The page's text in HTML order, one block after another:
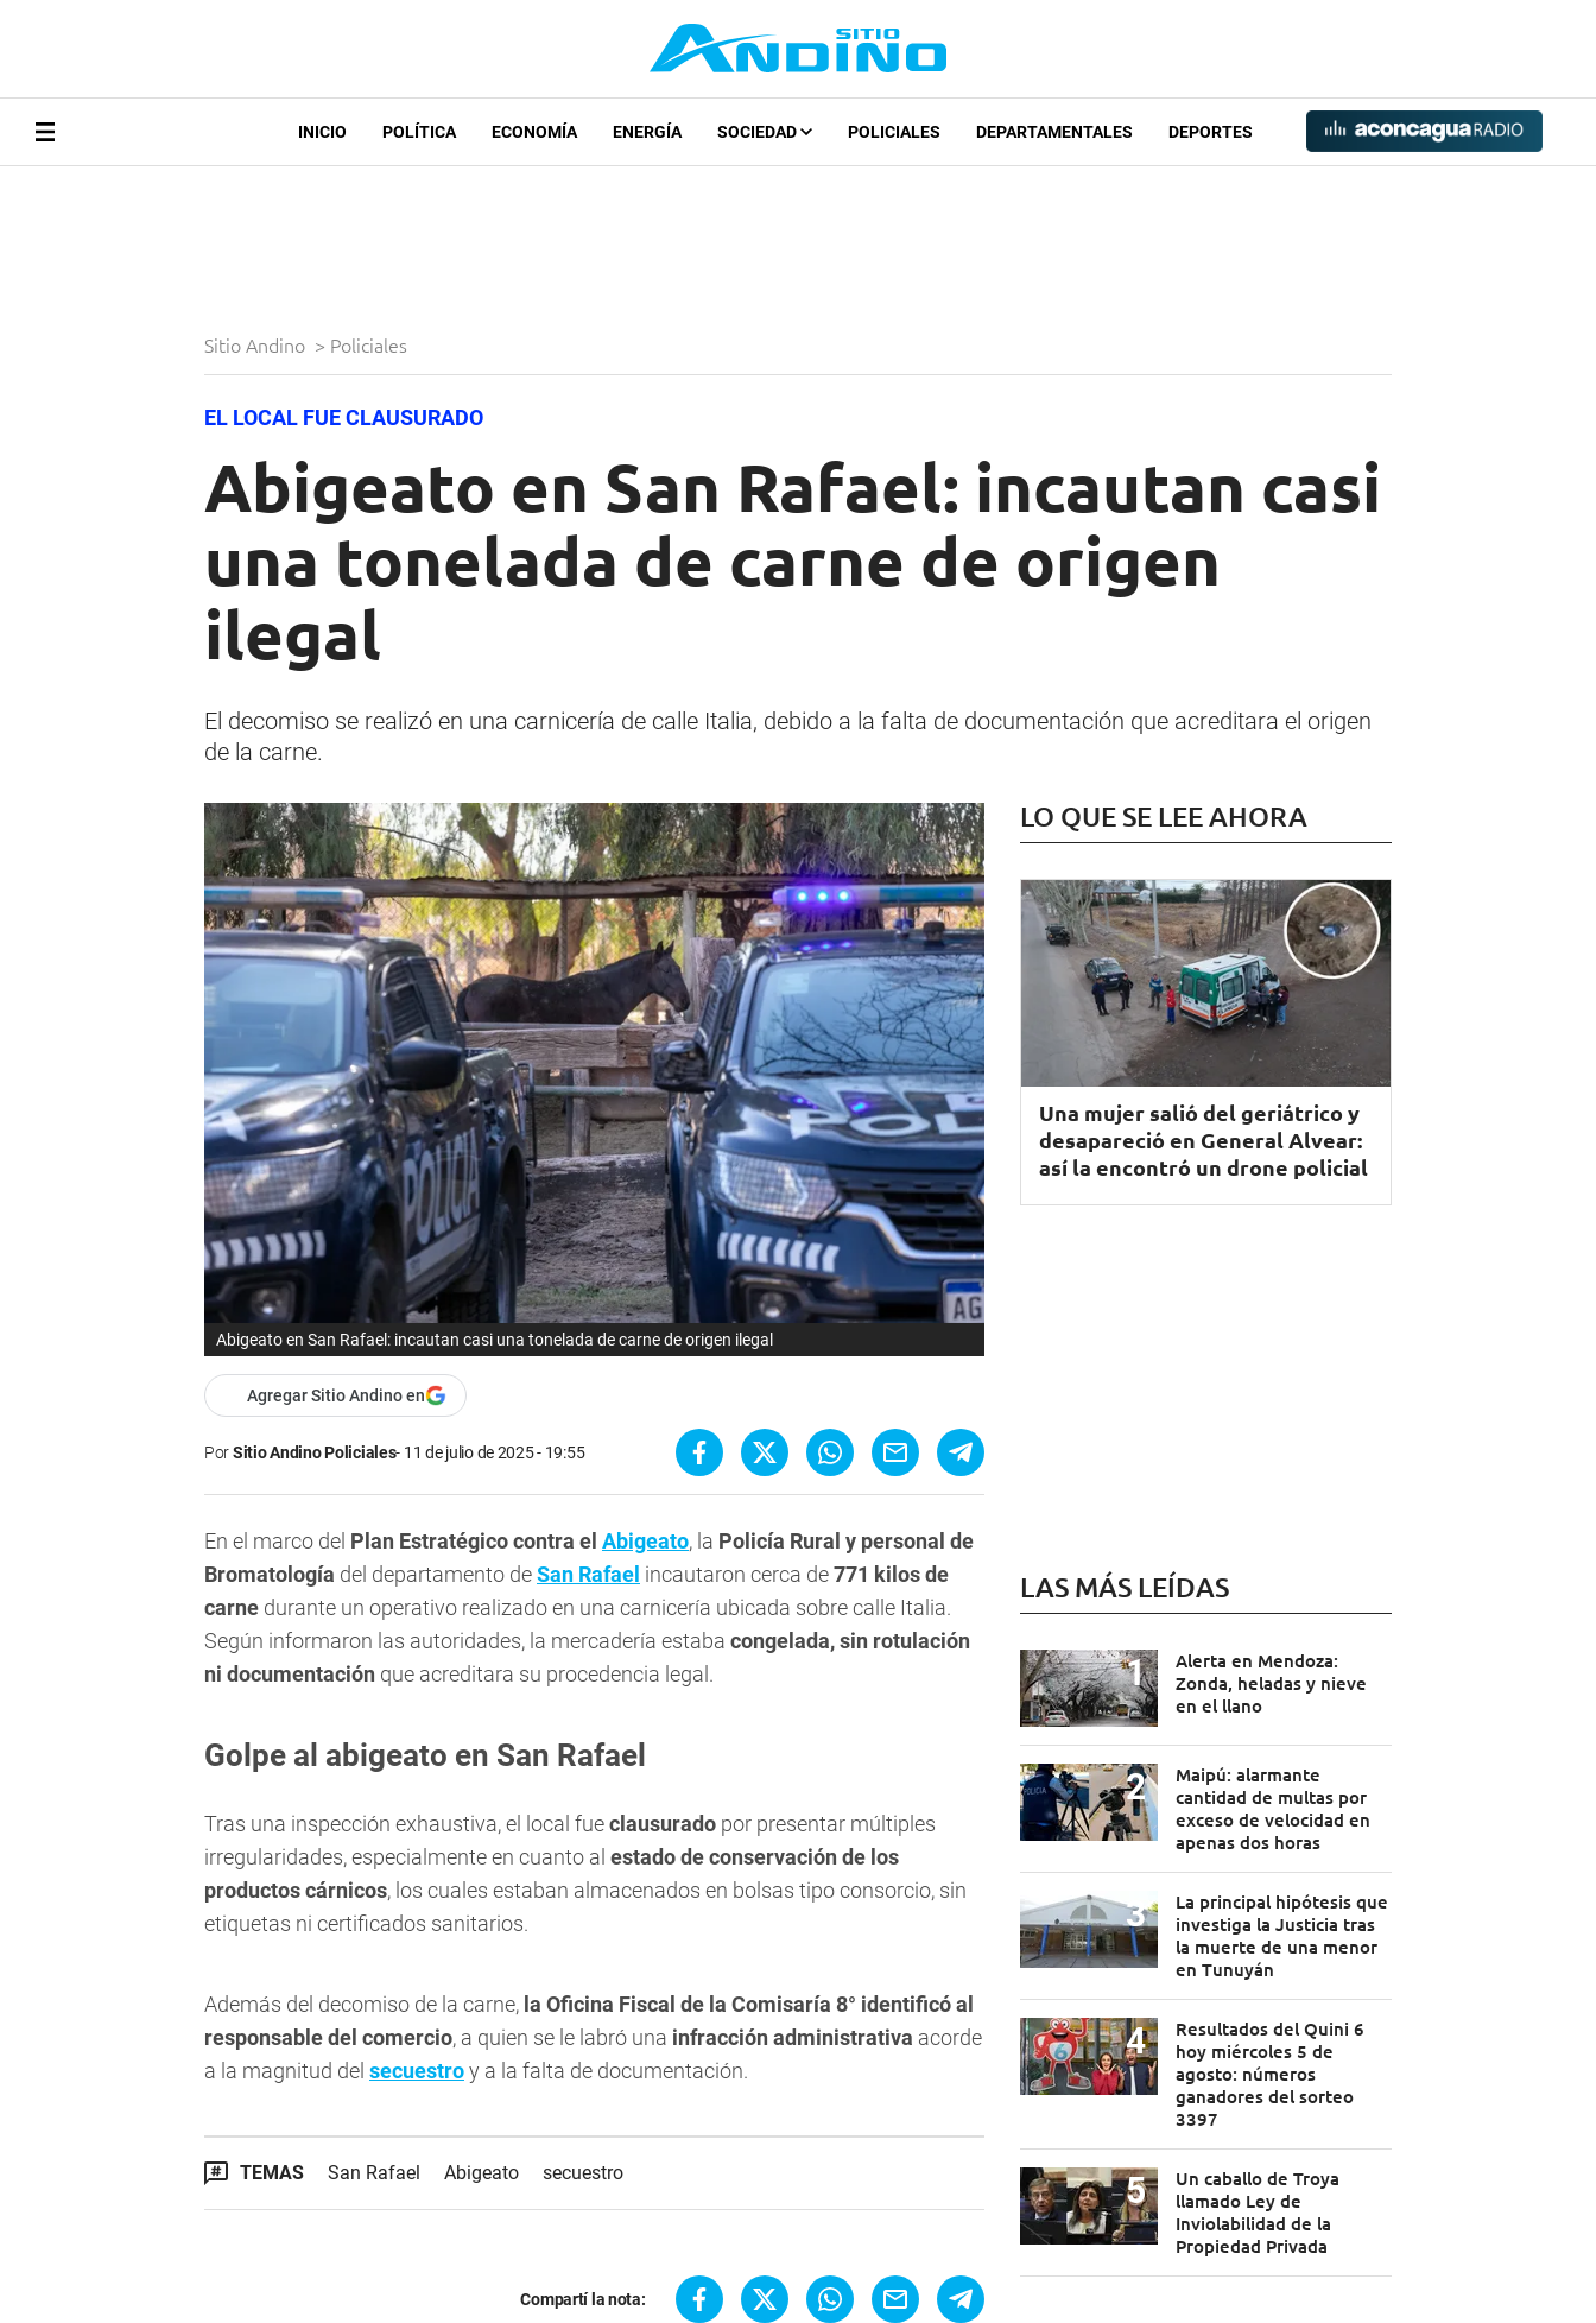
INICIO POLÍTICA ECONOMÍA ENERGÍA SOCIEDAD POLICIALES DEPARTAMENTALES DEPORTES
Sitio Andino > Policiales
EL LOCAL FUE CLAUSURADO
Abigeato en San Rafael: incautan casi
una tonelada de carne de origen
ilegal
El decomiso se realizó en una carnicería de calle Italia, debido a la falta de documentación que acreditara el origen
de la carne.
Abigeato en San Rafael: incautan casi una tonelada de carne de origen ilegal
Agregar Sitio Andino en
PorSitio Andino Policiales 11 de julio de 2025 - 19:55
En el marco del Plan Estratégico contra el Abigeato, la Policía Rural y personal de
Bromatología del departamento deSan Rafael incautaron cerca de771 kilos de
carne durante un operativo realizado en una carnicería ubicada sobre calle Italia.
Según informaron las autoridades, la mercadería estaba congelada, sin rotulación
ni documentación que acreditara su procedencia legal.
Golpe al abigeato en San Rafael
Tras una inspección exhaustiva, el local fueclausurado por presentar múltiples
irregularidades, especialmente en cuanto al estado de conservación de los
productos cárnicos, los cuales estaban almacenados en bolsas tipo consorcio, sin
etiquetas ni certificados sanitarios.
Además del decomiso de la carne, la Oficina Fiscal de la Comisaría 8° identificó al
responsable del comercio, a quien se le labró una infracción administrativa acorde
a la magnitud del secuestroy a la falta de documentación.
TEMAS San Rafael Abigeato secuestro
Compartí la nota:
LO QUE SE LEE AHORA
Una mujer salió del geriátrico y
desapareció en General Alvear:
así la encontró un drone policial
LAS MÁS LEÍDAS
Alerta en Mendoza:
Zonda, heladas y nieve
en el llano
Maipú: alarmante
cantidad de multas por
exceso de velocidad en
apenas dos horas
La principal hipótesis que
investiga la Justicia tras
la muerte de una menor
en Tunuyán
Resultados del Quini 6
hoy miércoles 5 de
agosto: números
ganadores del sorteo
3397
Un caballo de Troya
llamado Ley de
Inviolabilidad de la
Propiedad Privada